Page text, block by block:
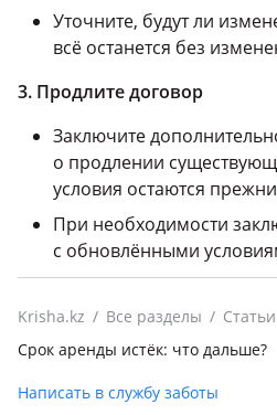
Уточните, будут ли
всё останется без
3. Продлите договор
Заключите
о продлении
условия остаются
При необходимости
с обновлёнными
Krisha.kz Все разделы
Статьи
Срок аренды истёк: что дальше?
Написать в службу заботы